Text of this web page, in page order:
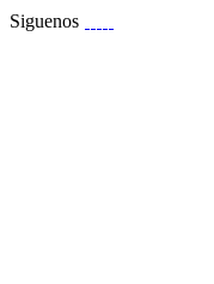
Siguenos